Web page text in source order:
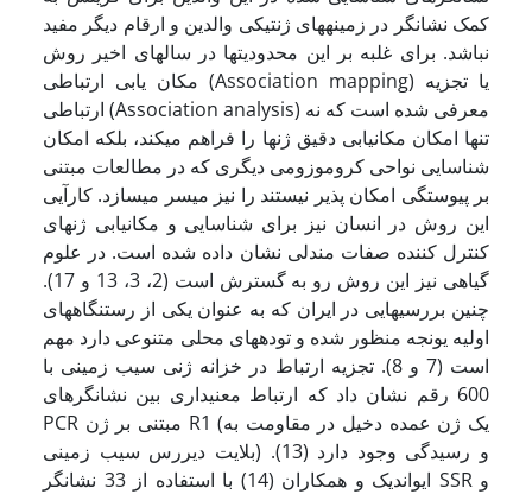
کمک نشانگر در زمینه­های ژنتیکی والدین و ارقام دیگر مفید
نباشد. برای غلبه بر این محدودیتها در سالهای اخیر روش
مکان یابی ارتباطی (Association mapping) یا تجزیه
ارتباطی (Association analysis) معرفی شده است که نه
تنها امکان مکان­یابی دقیق ژنها را فراهم می­کند، بلکه امکان
شناسایی نواحی کروموزومی دیگری که در مطالعات مبتنی
بر پیوستگی امکان پذیر نیستند را نیز میسر می­سازد. کارآیی
این روش در انسان نیز برای شناسایی و مکان­یابی ژنهای
کنترل کننده صفات مندلی نشان داده شده است. در علوم
گیاهی نیز این روش رو به گسترش است (2، 3، 13 و 17).
چنین بررسیهایی در ایران که به عنوان یکی از رستنگاههای
اولیه یونجه منظور شده و توده­های محلی متنوعی دارد مهم
است (7 و 8). تجزیه ارتباط در خزانه ژنی سیب زمینی با
600 رقم نشان داد که ارتباط معنی­داری بین نشانگرهای
PCR مبتنی بر ژن R1 (یک ژن عمده دخیل در مقاومت به
بلایت دیررس سیب زمینی) و رسیدگی وجود دارد ­(13).
ایواندیک و همکاران (14) با استفاده از 33 نشانگر SSR و